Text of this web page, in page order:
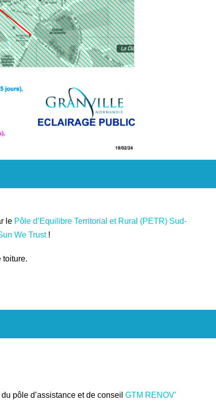
le Pôle d’Equilibre Territorial et Rural (PETR) Sud-
We Trust!
toiture.
pôle d’assistance et de conseil GTM RENOV’